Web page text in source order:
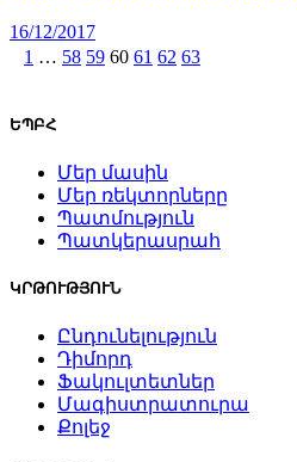
16/12/2017
1 … 58 59 60 61 62 63
ԵՊԲՀ
Մեր մասին
Մեր ռեկտորները
Պատմություն
Պատկերասրահ
ԿՐԹՈՒԹՅՈՒՆ
Ընդունելություն
Դիմորդ
Ֆակուլտետներ
Մագիստրատուրա
Քոլեջ